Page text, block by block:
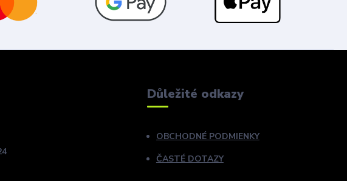
Důležité odkazy
OBCHODNÉ PODMIENKY
ČASTÉ DOTAZY